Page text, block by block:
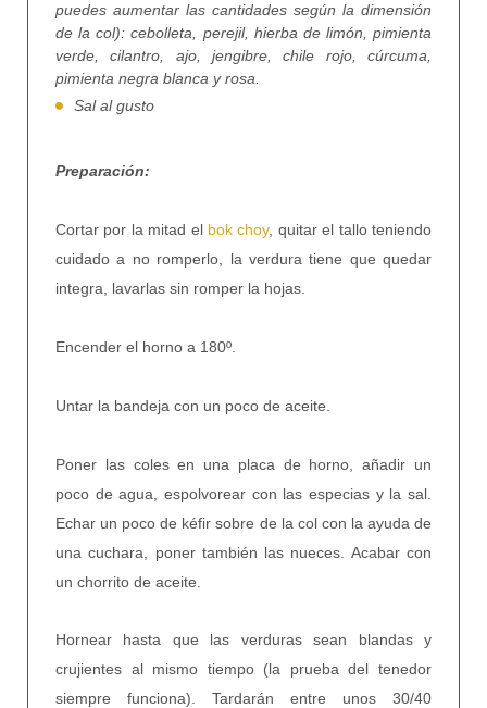
puedes aumentar las cantidades según la dimensión
de la col): cebolleta, perejil, hierba de limón, pimienta
verde, cilantro, ajo, jengibre, chile rojo, cúrcuma,
pimienta negra blanca y rosa.
Sal al gusto
Preparación:
Cortar por la mitad el bok choy, quitar el tallo teniendo
cuidado a no romperlo, la verdura tiene que quedar
integra, lavarlas sin romper la hojas.
Encender el horno a 180º.
Untar la bandeja con un poco de aceite.
Poner las coles en una placa de horno, añadir un
poco de agua, espolvorear con las especias y la sal.
Echar un poco de kéfir sobre de la col con la ayuda de
una cuchara, poner también las nueces. Acabar con
un chorrito de aceite.
Hornear hasta que las verduras sean blandas y
crujientes al mismo tiempo (la prueba del tenedor
siempre funciona). Tardarán entre unos 30/40